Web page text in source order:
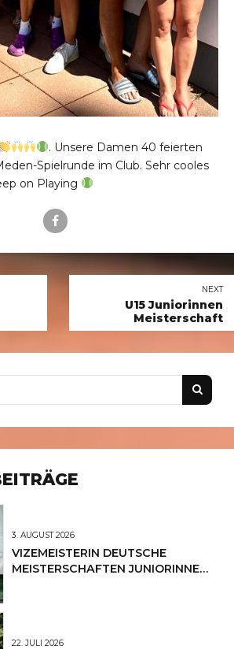
. Unsere Damen 40 feierten
Spielrunde im Club. Sehr cooles
on Playing
NEXT
U15 Juniorinnen
Meisterschaft
3. AUGUST 2026
VIZEMEISTERIN DEUTSCHE
MEISTERSCHAFTEN JUNIORINNEN
22. JULI 2026